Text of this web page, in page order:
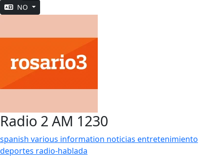
NO
Radio 2 AM 1230
spanish various information noticias entretenimiento
deportes radio-hablada